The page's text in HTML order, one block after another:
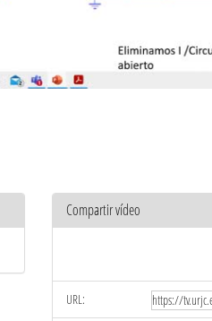
Compartir vídeo
URL: